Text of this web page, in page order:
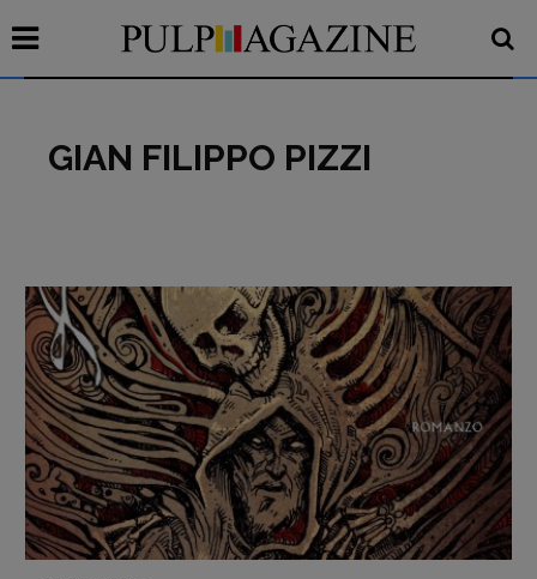
Interviste
RUBRICHE
Archeologie del
presente
Fumetti
Libro & Film
Pulp for kids
Opera prima
GIAN FILIPPO PIZZI